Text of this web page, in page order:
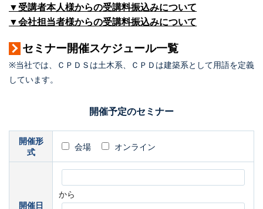
▼受講者本人様からの受講料振込みについて
▼会社担当者様からの受講料振込みについて
セミナー開催スケジュール一覧
※当社では、ＣＰＤＳは土木系、ＣＰＤは建築系として用語を定義
しています。
開催予定のセミナー
開催形
式
会場 オンライン
開催日
から